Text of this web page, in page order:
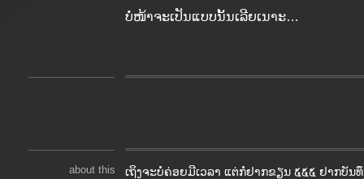
ບໍ່ໜ້າຈະເປັນແບບນັ້ນເລີຍເນາະ…
about this
ເຖິງຈະບໍ່ຄ່ອຍມີເວລາ ແຕ່ກໍ່ຢາກຂຽນ ໕໕໕ ຢາກບັນ